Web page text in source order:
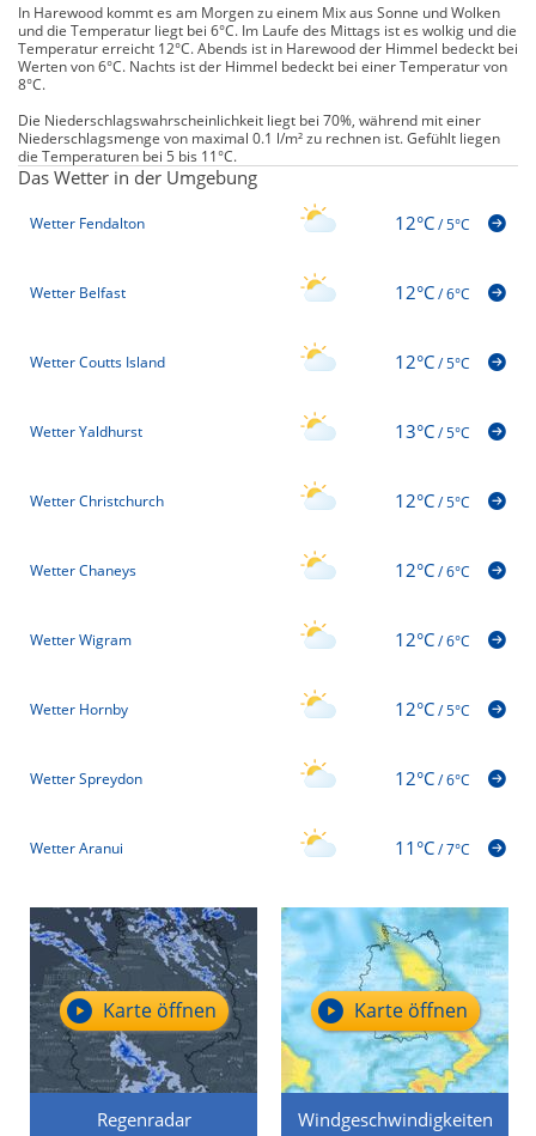
In Harewood kommt es am Morgen zu einem Mix aus Sonne und Wolken
und die Temperatur liegt bei 6°C. Im Laufe des Mittags ist es wolkig und die
Temperatur erreicht 12°C. Abends ist in Harewood der Himmel bedeckt bei
Werten von 6°C. Nachts ist der Himmel bedeckt bei einer Temperatur von
8°C.
Die Niederschlagswahrscheinlichkeit liegt bei 70%, während mit einer
Niederschlagsmenge von maximal 0.1 l/m² zu rechnen ist. Gefühlt liegen
die Temperaturen bei 5 bis 11°C.
Das Wetter in der Umgebung
Wetter Fendalton 12°C/5°C
Wetter Belfast 12°C/6°C
Wetter Coutts Island 12°C/5°C
Wetter Yaldhurst 13°C/5°C
Wetter Christchurch 12°C/5°C
Wetter Chaneys 12°C/6°C
Wetter Wigram 12°C/6°C
Wetter Hornby 12°C/5°C
Wetter Spreydon 12°C/6°C
Wetter Aranui 11°C/7°C
Regenradar
Karte öffnen
Windgeschwindigkeiten
Karte öffnen